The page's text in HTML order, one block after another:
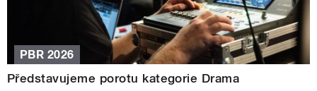
PBR 2026
Představujeme porotu kategorie Drama